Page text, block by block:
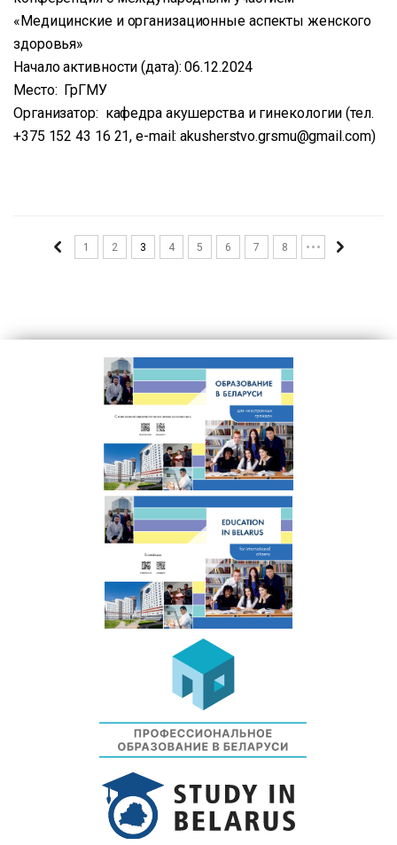
«Медицинские и организационные аспекты женского
здоровья»
Начало активности (дата): 06.12.2024
Место: ГрГМУ
Организатор: кафедра акушерства и гинекологии (тел.
+375 152 43 16 21, e-mail: akusherstvo.grsmu@gmail.com)
1 2 3 4 5 6 7 8